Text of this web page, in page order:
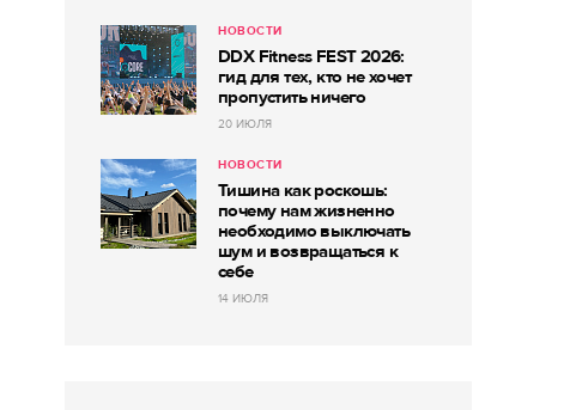
НОВОСТИ
DDX Fitness FEST 2026:
гид для тех, кто не хочет
пропустить ничего
20 ИЮЛЯ
НОВОСТИ
Тишина как роскошь:
почему нам жизненно
необходимо выключать
шум и возвращаться к
себе
14 ИЮЛЯ